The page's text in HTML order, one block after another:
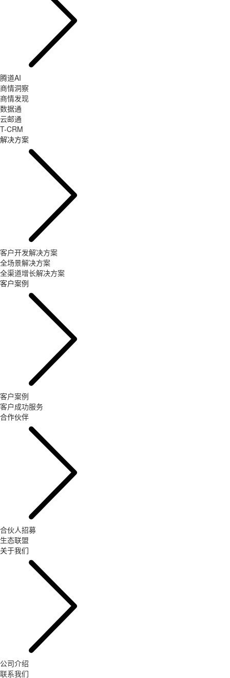
腾道AI
商情洞察
商情发现
数据通
云邮通
T-CRM
解决方案
客户开发解决方案
全场景解决方案
全渠道增长解决方案
客户案例
客户案例
客户成功服务
合作伙伴
合伙人招募
生态联盟
关于我们
公司介绍
联系我们